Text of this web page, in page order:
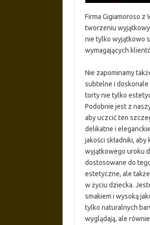
Firma Gigiamoroso
tworzeniu
nie tylko wyjątkowo
wymagających
Nie zapominamy
subtelne i doskonale
torty nie tylko
Podobnie jest z
aby uczcić ten
delikatne i
jakości składniki,
wyjątkowego uroku
dostosowane do
estetyczne, ale
w życiu dziecka.
smakiem i wysoką
tylko naturalnych
wyglądają, ale